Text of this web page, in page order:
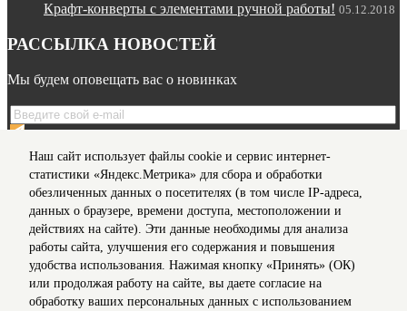
Крафт-конверты с элементами ручной работы! 05.12.2018
РАССЫЛКА НОВОСТЕЙ
Мы будем оповещать вас о новинках
Я даю согласие на обработку моихперсональных данных
на условиях, предусмотренных вПолитикев отношении
обработки персональных данных
Мы в соц сетях
Информация для клиентов
Согласие на обработку персональных данных
Наш сайт использует файлы cookie и сервис интернет-
статистики «Яндекс.Метрика» для сбора и обработки
обезличенных данных о посетителях (в том числе IP-адреса,
данных о браузере, времени доступа, местоположении и
действиях на сайте). Эти данные необходимы для анализа
работы сайта, улучшения его содержания и повышения
удобства использования. Нажимая кнопку «Принять» (ОК)
или продолжая работу на сайте, вы даете согласие на
обработку ваших персональных данных с использованием